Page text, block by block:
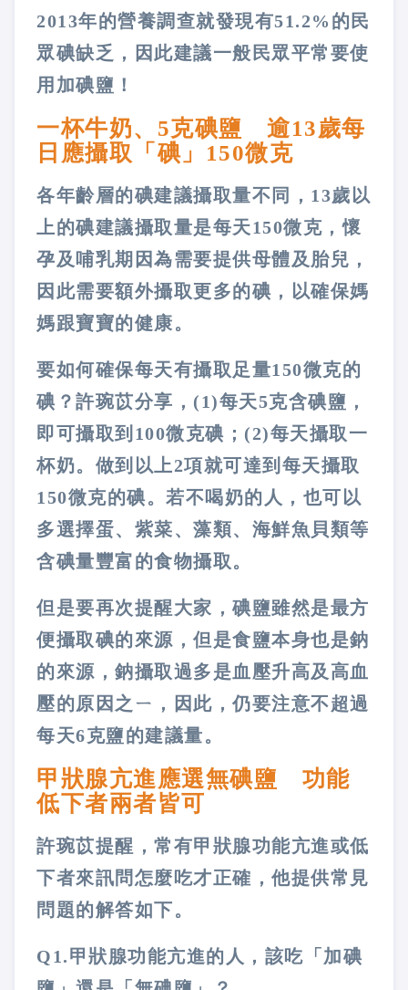
2013年的營養調查就發現有51.2%的民
眾碘缺乏，因此建議一般民眾平常要使
用加碘鹽！
一杯牛奶、5克碘鹽 逾13歲每
日應攝取「碘」150微克
各年齡層的碘建議攝取量不同，13歲以
上的碘建議攝取量是每天150微克，懷
孕及哺乳期因為需要提供母體及胎兒，
因此需要額外攝取更多的碘，以確保媽
媽跟寶寶的健康。
要如何確保每天有攝取足量150微克的
碘？許琬苡分享，(1)每天5克含碘鹽，
即可攝取到100微克碘；(2)每天攝取一
杯奶。做到以上2項就可達到每天攝取
150微克的碘。若不喝奶的人，也可以
多選擇蛋、紫菜、藻類、海鮮魚貝類等
含碘量豐富的食物攝取。
但是要再次提醒大家，碘鹽雖然是最方
便攝取碘的來源，但是食鹽本身也是鈉
的來源，鈉攝取過多是血壓升高及高血
壓的原因之ㄧ，因此，仍要注意不超過
每天6克鹽的建議量。
甲狀腺亢進應選無碘鹽 功能
低下者兩者皆可
許琬苡提醒，常有甲狀腺功能亢進或低
下者來訊問怎麼吃才正確，他提供常見
問題的解答如下。
Q1.甲狀腺功能亢進的人，該吃「加碘